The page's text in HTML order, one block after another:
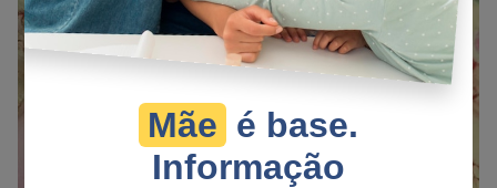
Mãe é base.
Informação